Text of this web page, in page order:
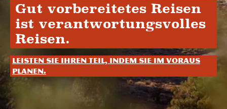
Gut vorbereitetes Reisen
ist verantwortungsvolles
Reisen.
Leisten Sie Ihren Teil, indem Sie im Voraus
planen.